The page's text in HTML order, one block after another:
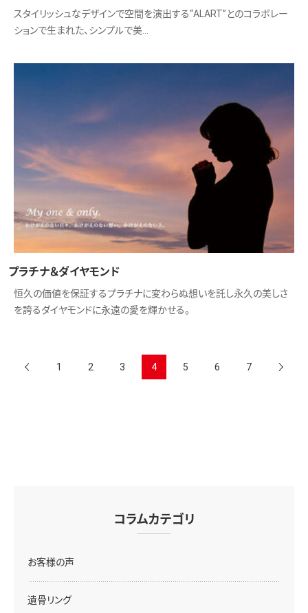
スタイリッシュなデザインで空間を演出する“ALART”とのコラボレー
ションで生まれた、シンプルで美…
プラチナ＆ダイヤモンド
恒久の価値を保証するプラチナに変わらぬ想いを託し永久の美しさ
を誇るダイヤモンドに永遠の愛を輝かせる。
1 2 3 4 5 6 7
コラムカテゴリ
お客様の声
遺骨リング